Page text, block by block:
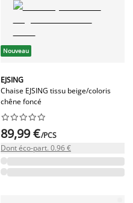
Nouveau
EJSING
Chaise EJSING tissu beige/coloris
chêne foncé






89,99 €/PCS
Dont éco-part. 0.96 €